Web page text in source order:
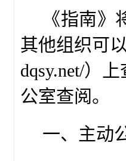
《指南
其他组织可
dqsy.net/）上
公室查阅。
一、主动